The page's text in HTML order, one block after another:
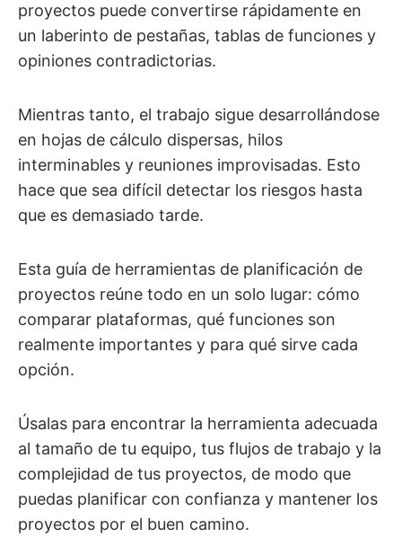
proyectos puede convertirse rápidamente en
un laberinto de pestañas, tablas de funciones y
opiniones contradictorias.
Mientras tanto, el trabajo sigue desarrollándose
en hojas de cálculo dispersas, hilos
interminables y reuniones improvisadas. Esto
hace que sea difícil detectar los riesgos hasta
que es demasiado tarde.
Esta guía de herramientas de planificación de
proyectos reúne todo en un solo lugar: cómo
comparar plataformas, qué funciones son
realmente importantes y para qué sirve cada
opción.
Úsalas para encontrar la herramienta adecuada
al tamaño de tu equipo, tus flujos de trabajo y la
complejidad de tus proyectos, de modo que
puedas planificar con confianza y mantener los
proyectos por el buen camino.